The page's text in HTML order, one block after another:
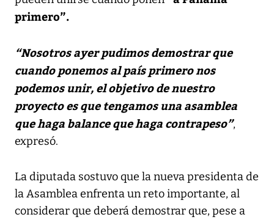
primero”.
“Nosotros ayer pudimos demostrar que
cuando ponemos al país primero nos
podemos unir, el objetivo de nuestro
proyecto es que tengamos una asamblea
que haga balance que haga contrapeso”,
expresó.
La diputada sostuvo que la nueva presidenta de
la Asamblea enfrenta un reto importante, al
considerar que deberá demostrar que, pese a